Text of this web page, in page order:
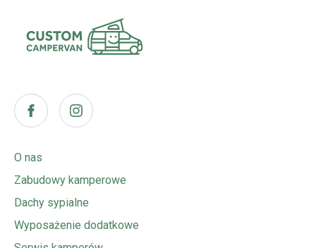
O nas
Zabudowy kamperowe
Dachy sypialne
Wyposażenie dodatkowe